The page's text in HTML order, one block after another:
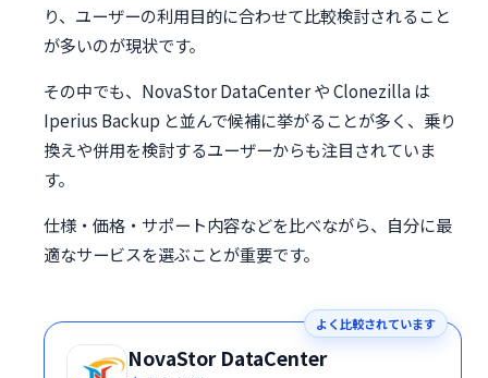
り、ユーザーの利用目的に合わせて比較検討されること
が多いのが現状です。
その中でも、NovaStor DataCenter や Clonezilla は
Iperius Backup と並んで候補に挙がることが多く、乗り
換えや併用を検討するユーザーからも注目されていま
す。
仕様・価格・サポート内容などを比べながら、自分に最
適なサービスを選ぶことが重要です。
よく比較されています
NovaStor DataCenter